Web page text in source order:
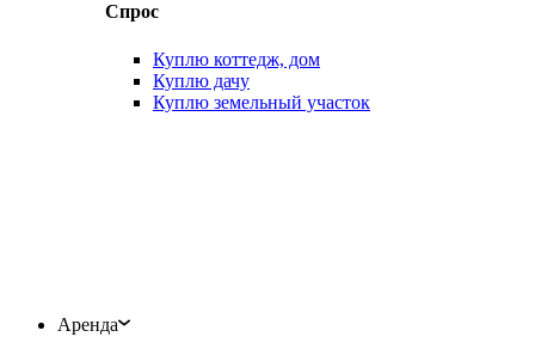
Спрос
Куплю коттедж, дом
Куплю дачу
Куплю земельный участок
Аренда